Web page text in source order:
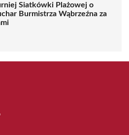
Siatkówki Plażowej o
Burmistrza Wąbrzeźna za